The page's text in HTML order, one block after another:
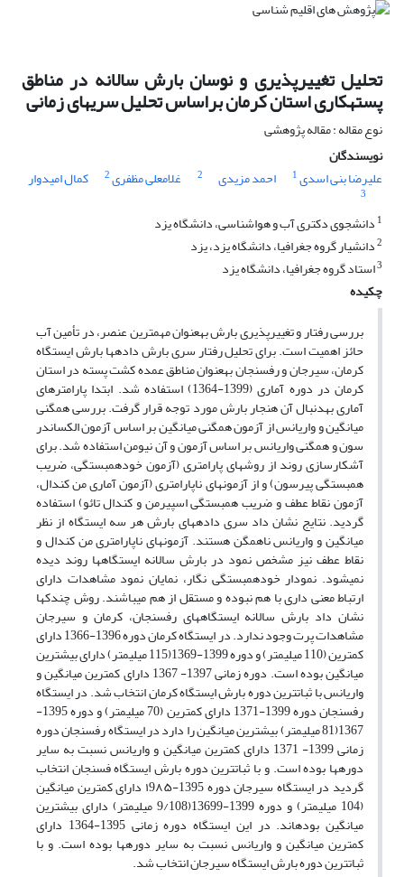
تحلیل تغییرپذیری و نوسان بارش سالانه در مناطق
پستهکاری استان کرمان براساس تحلیل سریهای زمانی
نوع مقاله : مقاله پژوهشی
نویسندگان
علیرضا بنی اسدی1 احمد مزیدی 2 غلامعلی مظفری2 کمال امیدوار
3
1 دانشجوی دکتری آب و هواشناسی، دانشگاه یزد
2دانشیار گروه جغرافیا، دانشگاه یزد، یزد
3استاد گروه جغرافیا، دانشگاه یزد
چکیده
بررسی رفتار و تغییرپذیری بارش بهعنوان مهمترین عنصر، در تأمین آب
حائز اهمیت است. برای تحلیل رفتار سری بارش دادهها بارش ایستگاه
کرمان، سیرجان و رفسنجان بهعنوان مناطق عمده کشت پسته در استان
کرمان در دوره آماری (1399-1364) استفاده شد. ابتدا پارامترهای
آماری بهدنبال آن هنجار بارش مورد توجه قرار گرفت. بررسی همگنی
میانگین و واریانس از آزمون همگنی میانگین بر اساس آزمون الکساندر
سون و همگنی واریانس بر اساس آزمون و آن نیومن استفاده شد. برای
آشکارسازی روند از روشهای پارامتری (آزمون خودهمبستگی، ضریب
همبستگی پیرسون) و از آزمونهای ناپارامتری (آزمون آماری من کندال،
آزمون نقاط عطف و ضریب همبستگی اسپیرمن و کندال تائو) استفاده
گردید. نتایج نشان داد سری دادههای بارش هر سه ایستگاه از نظر
میانگین و واریانس ناهمگن هستند. آزمونهای ناپارامتری من کندال و
نقاط عطف نیز مشخص نمود در بارش سالانه ایستگاهها روند دیده
نمیشود. نمودار خودهمبستگی نگار، نمایان نمود مشاهدات دارای
ارتباط معنی داری با هم نبوده و مستقل از هم میباشند. روش چندکها
نشان داد بارش سالانه ایستگاههای رفسنجان، کرمان و سیرجان
مشاهدات پرت وجود ندارد. در ایستگاه کرمان دوره 1396-1366 دارای
کمترین (110 میلیمتر) و دوره 1399-1369(115 میلیمتر) دارای بیشترین
میانگین بوده است. دوره زمانی 1397- 1367 دارای کمترین میانگین و
واریانس با ثباتترین دوره بارش ایستگاه کرمان انتخاب شد. در ایستگاه
رفسنجان دوره 1399-1371 دارای کمترین (70 میلیمتر) و دوره 1395-
1367(81 میلیمتر) بیشترین میانگین را دارد در ایستگاه رفسنجان دوره
زمانی 1399- 1371 دارای کمترین میانگین و واریانس نسبت به سایر
دورهها بوده است. و با ثباتترین دوره بارش ایستگاه فسنجان انتخاب
گردید در ایستگاه سیرجان دوره 1395-۱9۸۵ دارای کمترین میانگین
(104 میلیمتر) و دوره 1399-13699(9/108 میلیمتر) دارای بیشترین
میانگین بودهاند. در این ایستگاه دوره زمانی 1395-1364 دارای
کمترین میانگین و واریانس نسبت به سایر دورهها بوده است. و با
ثباتترین دوره بارش ایستگاه سیرجان انتخاب شد.